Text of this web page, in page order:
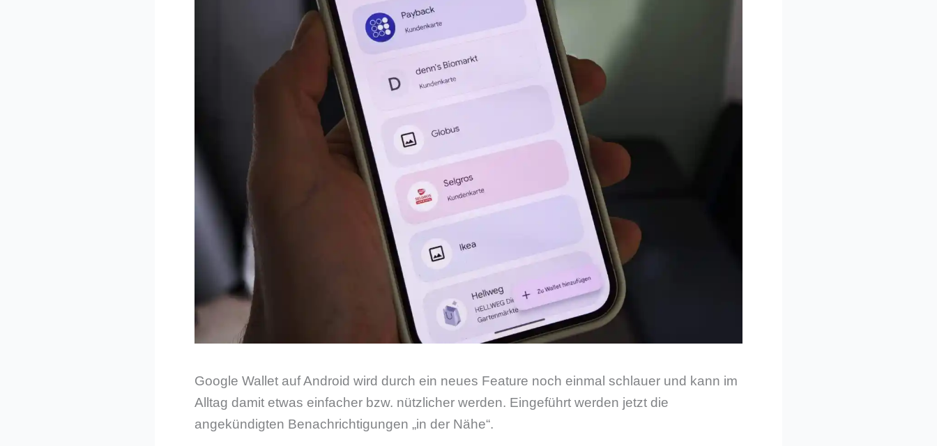
Google Wallet auf Android wird durch ein neues Feature noch einmal schlauer und kann im
Alltag damit etwas einfacher bzw. nützlicher werden. Eingeführt werden jetzt die
angekündigten Benachrichtigungen „in der Nähe“.